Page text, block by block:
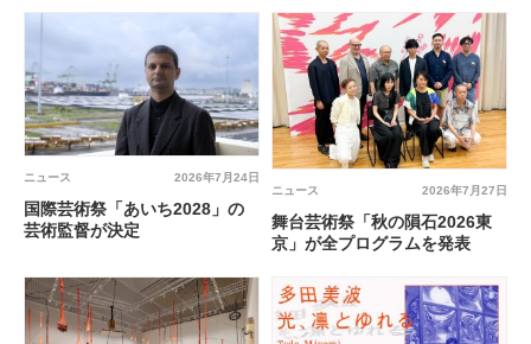
2026年7月24日
ニュース
国際芸術祭「あいち2028」の
芸術監督が決定
2026年7月27日
ニュース
舞台芸術祭「秋の隕石2026東
京」が全プログラムを発表